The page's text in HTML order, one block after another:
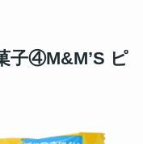
子④M&M’S ピ